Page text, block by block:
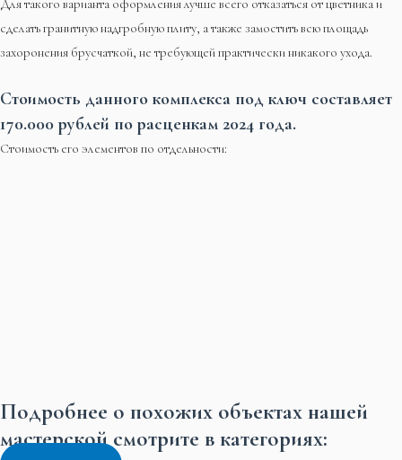
Для такого варианта оформления лучше всего отказаться от цветника и
сделать гранитную надгробную плиту, а также замостить всю площадь
захоронения брусчаткой, не требующей практически никакого ухода.
Стоимость данного комплекса под ключ составляет
170.000 рублей по расценкам 2024 года.
Стоимость его элементов по отдельности:
Подробнее о похожих объектах нашей
мастерской смотрите в категориях: